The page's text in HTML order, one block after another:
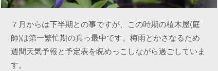
７月からは下半期との事ですが、この時期の植木屋(庭
師)は第一繁忙期の真っ最中です。梅雨とかさなるため
週間天気予報と予定表を睨めっこしながら過ごしていま
す。